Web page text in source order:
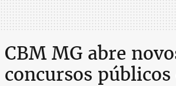
CBM MG abre
concursos